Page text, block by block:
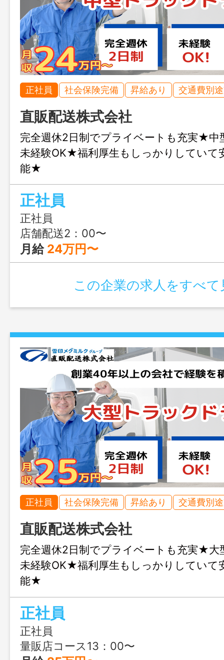
正社員 社会保険完備 昇給あり 交通費別
直販配送株式会社
完全週休2日制でプライベートも充実★中
未経験OK★福利厚生もしっかりしていて
能★
正社員
正社員
店舗配送2：00〜 学校配
月給 24万円〜
この企業の求人をすべて
正社員 社会保険完備 昇給あり 交通費別
直販配送株式会社
完全週休2日制でプライベートも充実★大
未経験OK★福利厚生もしっかりしていて
能★
正社員
正社員
量販店コース13：00〜 中・長距離